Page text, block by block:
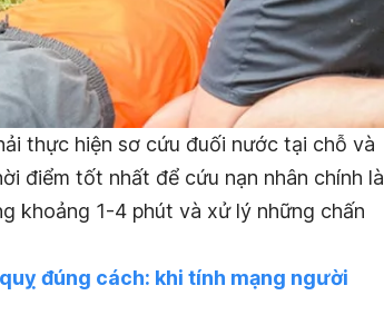
thực hiện sơ cứu đuối nước tại chỗ và
điểm tốt nhất để cứu nạn nhân chính là
khoảng 1-4 phút và xử lý những chấn
đúng cách: khi tính mạng người